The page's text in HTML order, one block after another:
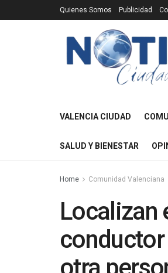
Quienes Somos Publicidad
VALENCIA CIUDAD
SALUD Y BIENESTAR
Home Comunidad Valenciana
Localizan